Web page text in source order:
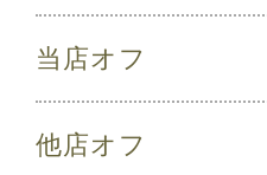
当店オフ
他店オフ